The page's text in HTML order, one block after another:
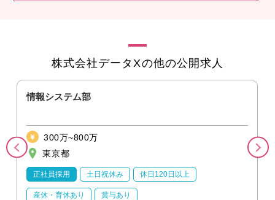
株式会社データXの他の公開求人
情報システム部
300万~800万
東京都
正社員採用 土日祝休み 休日120日以上
産休・育休あり 賞与あり